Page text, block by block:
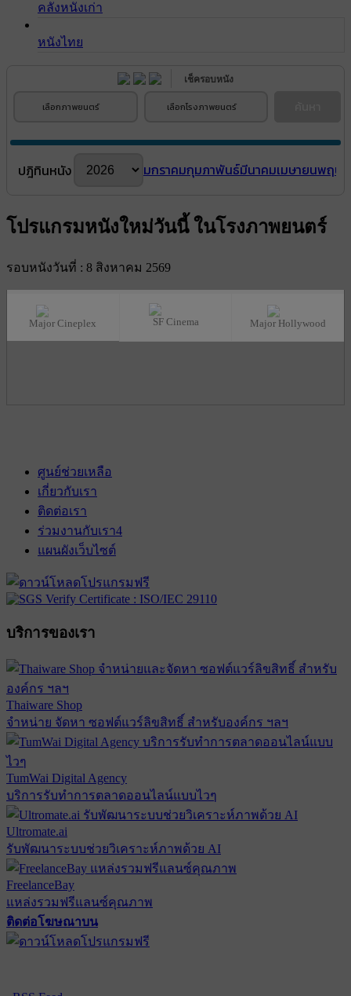
คลังหนังเก่า
หนังไทย
เช็ครอบหนัง
เลือกภาพยนตร์ เลือกโรงภาพยนตร์
ปฎิทินหนัง มกราคมกุมภาพันธ์มีนาคมเมษายนพฤษ
โปรแกรมหนังใหม่วันนี้ ในโรงภาพยนตร์
รอบหนังวันที่ : 8 สิงหาคม 2569
Major Cineplex SF Cinema Major Hollywood
ศูนย์ช่วยเหลือ
เกี่ยวกับเรา
ติดต่อเรา
ร่วมงานกับเรา4
แผนผังเว็บไซต์
บริการของเรา
Thaiware Shop
จำหน่าย จัดหา ซอฟต์แวร์ลิขสิทธิ์ สำหรับองค์กร ฯลฯ
TumWai Digital Agency
บริการรับทำการตลาดออนไลน์แบบไวๆ
Ultromate.ai
รับพัฒนาระบบช่วยวิเคราะห์ภาพด้วย AI
FreelanceBay
แหล่งรวมฟรีแลนซ์คุณภาพ
ติดต่อโฆษณาบน